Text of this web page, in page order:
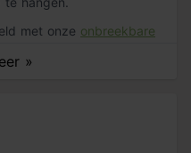
»
met onze onbreekbare